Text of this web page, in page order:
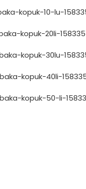
kopuk-10-lu-
kopuk-20li-
kopuk-30lu-
kopuk-40li-
kopuk-50-li-